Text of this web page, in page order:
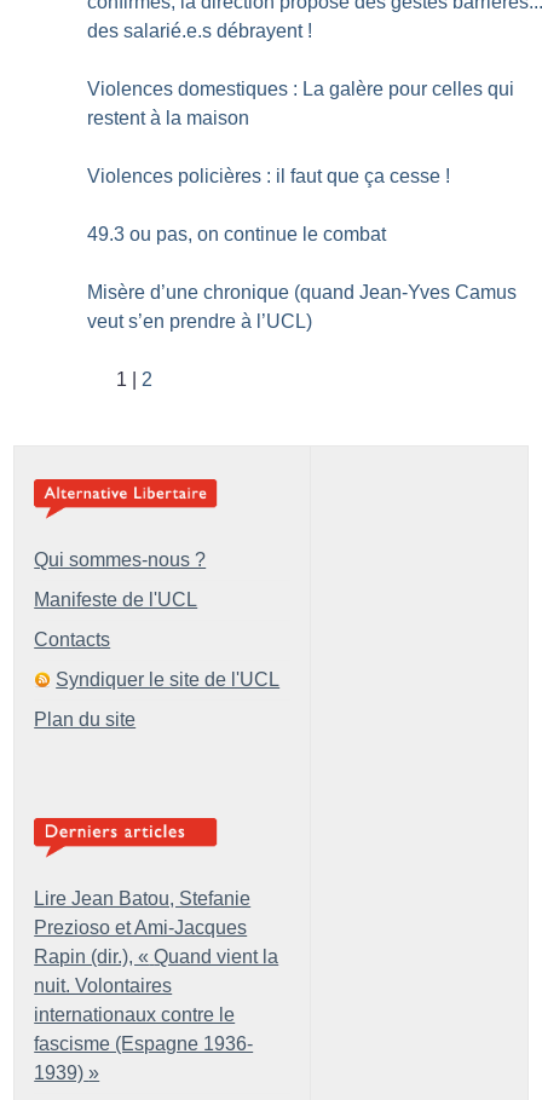
des salarié.e.s débrayent !
Violences domestiques : La galère pour celles qui
restent à la maison
Violences policières : il faut que ça cesse !
49.3 ou pas, on continue le combat
Misère d’une chronique (quand Jean-Yves Camus
veut s’en prendre à l’UCL)
1 2
Qui sommes-nous ?
Manifeste de l'UCL
Contacts
Syndiquer le site de l'UCL
Plan du site
Lire Jean Batou, Stefanie
Prezioso et Ami-Jacques
Rapin (dir.), « Quand vient la
nuit. Volontaires
internationaux contre le
fascisme (Espagne 1936-
1939) »